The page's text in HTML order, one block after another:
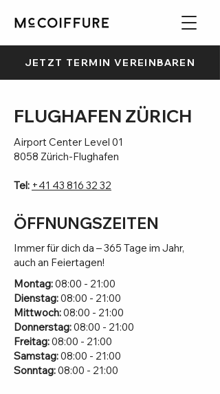
JETZT TERMIN VEREINBAREN
FLUGHAFEN ZÜRICH
Airport Center Level 01
8058 Zürich-Flughafen
Tel: +41 43 816 32 32
ÖFFNUNGSZEITEN
Immer für dich da – 365 Tage im Jahr,
auch an Feiertagen!
Montag:08:00 - 21:00
Dienstag:08:00 - 21:00
Mittwoch:08:00 - 21:00
Donnerstag:08:00 - 21:00
Freitag:08:00 - 21:00
Samstag:08:00 - 21:00
Sonntag:08:00 - 21:00